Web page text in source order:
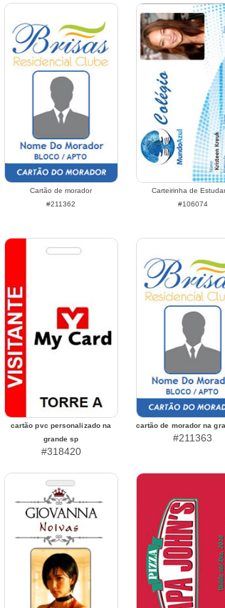
Cartão de morador
#211362
Carteirinha de
#106074
cartão pvc personalizado na
grande sp
#318420
cartão de morador na
#211363